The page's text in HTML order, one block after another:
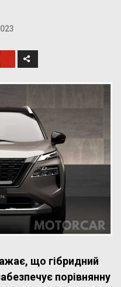
що гібридний
порівнянну